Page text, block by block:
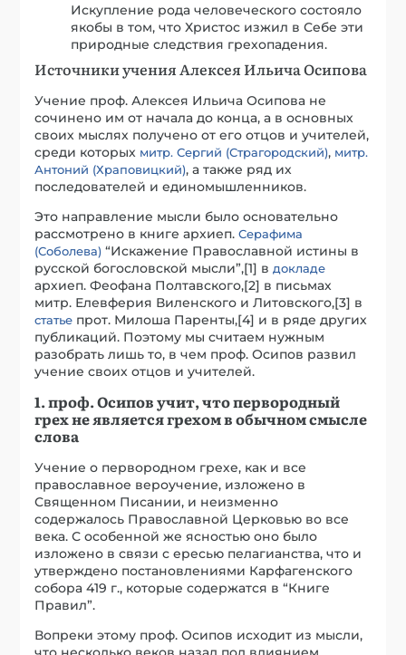
Искупление рода человеческого состояло
якобы в том, что Христос изжил в Себе эти
природные следствия грехопадения.
Источники учения Алексея Ильича Осипова
Учение проф. Алексея Ильича Осипова не
сочинено им от начала до конца, а в основных
своих мыслях получено от его отцов и учителей,
среди которых митр. Сергий (Страгородский), митр.
Антоний (Храповицкий), а также ряд их
последователей и единомышленников.
Это направление мысли было основательно
рассмотрено в книге архиеп.Серафима
(Соболева)“Искажение Православной истины в
русской богословской мысли”,[1] вдокладе
архиеп. Феофана Полтавского,[2] в письмах
митр. Елевферия Виленского и Литовского,[3] в
статье прот. Милоша Паренты,[4] и в ряде других
публикаций. Поэтому мы считаем нужным
разобрать лишь то, в чем проф. Осипов развил
учение своих отцов и учителей.
1. проф. Осипов учит, что первородный
грех не является грехом в обычном смысле
слова
Учение о первородном грехе, как и все
православное вероучение, изложено в
Священном Писании, и неизменно
содержалось Православной Церковью во все
века. С особенной же ясностью оно было
изложено в связи с ересью пелагианства, что и
утверждено постановлениями Карфагенского
собора 419 г., которые содержатся в “Книге
Правил”.
Вопреки этому проф. Осипов исходит из мысли,